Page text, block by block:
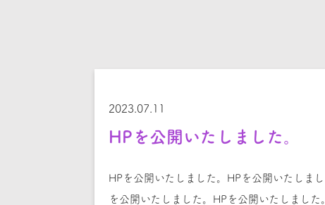
2023.07.11
HPを公開いたしました。
HPを公開いたしました。HPを公開いたしま
を公開いたしました。HPを公開いたしまし